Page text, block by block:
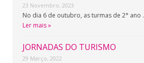
23 Novembro, 2023
No dia 6 de outubro, as turmas de 2° ano
Ler mais »
JORNADAS DO TURISMO
29 Março, 2022